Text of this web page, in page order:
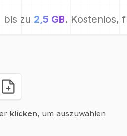
bis zu 2,5 GB. Kostenlos,
klicken, um auszuwählen